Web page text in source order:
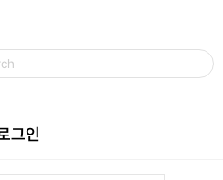
그인